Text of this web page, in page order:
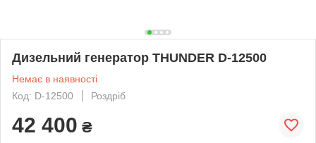
Дизельний генератор THUNDER D-12500
Немає в наявності
Код: D-12500
Роздріб
42 400 ₴